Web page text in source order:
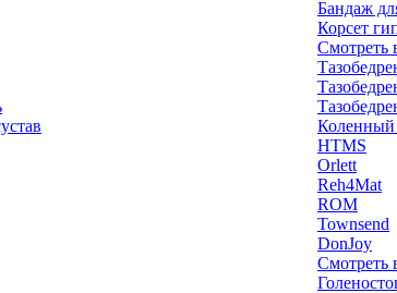
Бандаж
Корсет
Смотреть
Коленный
HTMS
Orlett
Reh4Mat
ROM
Townsend
DonJoy
Смотреть